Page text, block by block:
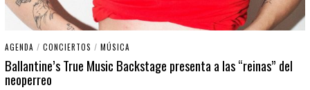
AGENDA / CONCIERTOS / MÚSICA
Ballantine’s True Music Backstage presenta a las “reinas” del
neoperreo